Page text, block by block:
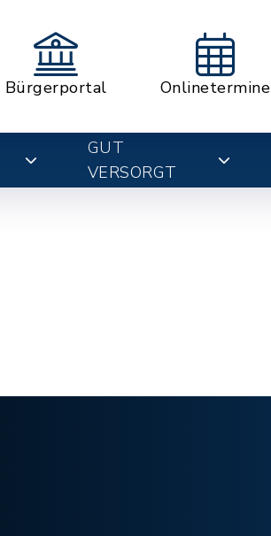
Bürgerportal Onlinetermine
GUT
VERSORGT